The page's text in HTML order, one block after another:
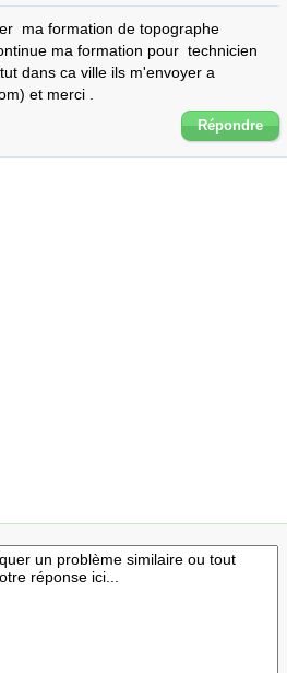
ma formation de topographe
ma formation pour  technicien
dans ca ville ils m'envoyer a
et merci .
Répondre